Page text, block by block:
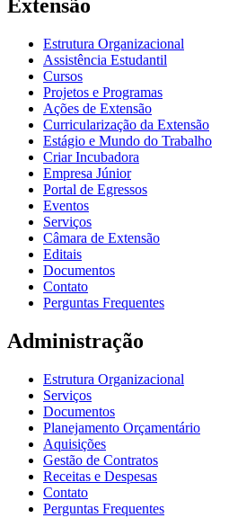
Extensão
Estrutura Organizacional
Assistência Estudantil
Cursos
Projetos e Programas
Ações de Extensão
Curricularização da Extensão
Estágio e Mundo do Trabalho
Criar Incubadora
Empresa Júnior
Portal de Egressos
Eventos
Serviços
Câmara de Extensão
Editais
Documentos
Contato
Perguntas Frequentes
Administração
Estrutura Organizacional
Serviços
Documentos
Planejamento Orçamentário
Aquisições
Gestão de Contratos
Receitas e Despesas
Contato
Perguntas Frequentes